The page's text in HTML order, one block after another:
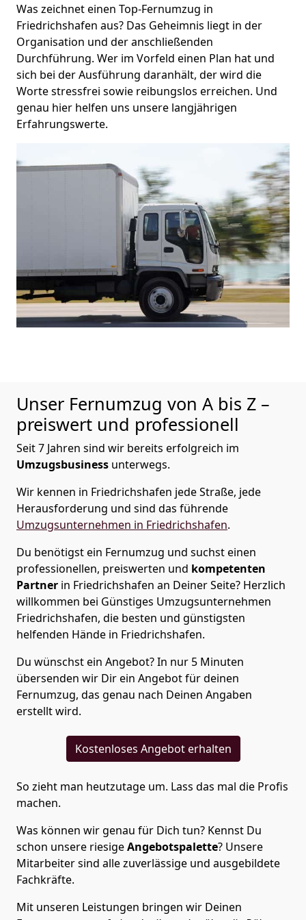
Was zeichnet einen Top-Fernumzug in
Friedrichshafen aus? Das Geheimnis liegt in der
Organisation und der anschließenden
Durchführung. Wer im Vorfeld einen Plan hat und
sich bei der Ausführung daranhält, der wird die
Worte stressfrei sowie reibungslos erreichen. Und
genau hier helfen uns unsere langjährigen
Erfahrungswerte.
Unser Fernumzug von A bis Z –
preiswert und professionell
Seit 7 Jahren sind wir bereits erfolgreich im
Umzugsbusiness unterwegs.
Wir kennen in Friedrichshafen jede Straße, jede
Herausforderung und sind das führende
Umzugsunternehmen in Friedrichshafen.
Du benötigst ein Fernumzug und suchst einen
professionellen, preiswerten und kompetenten
Partner in Friedrichshafen an Deiner Seite? Herzlich
willkommen bei Günstiges Umzugsunternehmen
Friedrichshafen, die besten und günstigsten
helfenden Hände in Friedrichshafen.
Du wünschst ein Angebot? In nur 5 Minuten
übersenden wir Dir ein Angebot für deinen
Fernumzug, das genau nach Deinen Angaben
erstellt wird.
Kostenloses Angebot erhalten
So zieht man heutzutage um. Lass das mal die Profis
machen.
Was können wir genau für Dich tun? Kennst Du
schon unsere riesigeAngebotspalette? Unsere
Mitarbeiter sind alle zuverlässige und ausgebildete
Fachkräfte.
Mit unseren Leistungen bringen wir Deinen